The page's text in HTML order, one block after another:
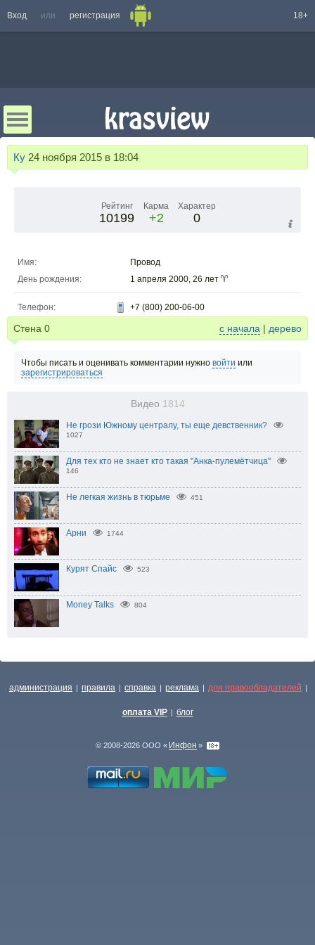
Вход или регистрация 18+
Ку 24 ноября 2015 в 18:04
Рейтинг
10199
Карма
+2
Характер
0
Имя:
Провод
День рождения:
1 апреля 2000, 26 лет
Телефон: +7 (800) 200-06-00
Стена 0 с начала | дерево
Чтобы писать и оценивать комментарии нужно войти или
зарегистрироваться
Видео 1814
Не грози Южному централу, ты еще девственник?
1027
Для тех кто не знает кто такая "Анка-пулемётчица"
146
Не легкая жизнь в тюрьме 451
Арни 1744
Курят Спайс 523
Money Talks 804
администрация | правила | справка | реклама | для правообладателей |
оплата VIP | блог
© 2008-2026 ООО « Инфон »